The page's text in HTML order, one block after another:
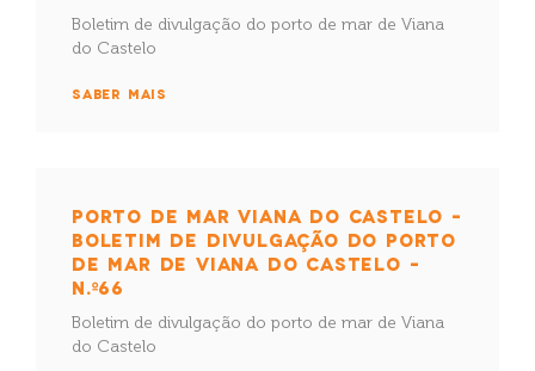
Boletim de divulgação do porto de mar de Viana
do Castelo
SABER MAIS
PORTO DE MAR VIANA DO CASTELO –
BOLETIM DE DIVULGAÇÃO DO PORTO
DE MAR DE VIANA DO CASTELO –
N.º66
Boletim de divulgação do porto de mar de Viana
do Castelo